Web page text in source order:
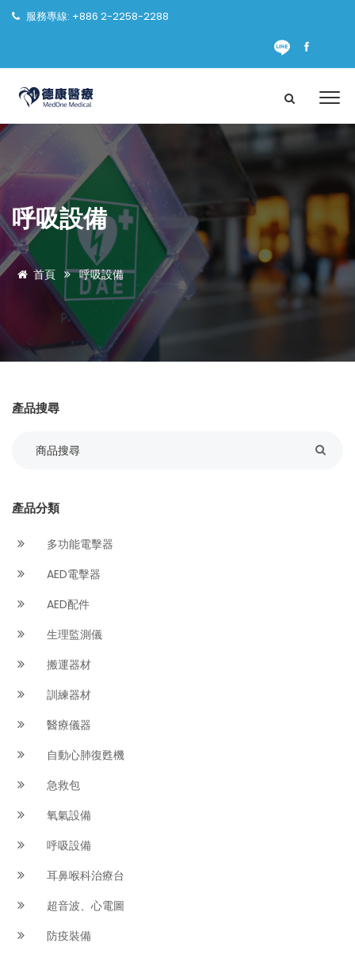
服務專線: +886 2-2258-2288
呼吸設備
首頁 呼吸設備
產品搜尋
產品分類
多功能電擊器
AED電擊器
AED配件
生理監測儀
搬運器材
訓練器材
醫療儀器
自動心肺復甦機
急救包
氧氣設備
呼吸設備
耳鼻喉科治療台
超音波、心電圖
防疫裝備